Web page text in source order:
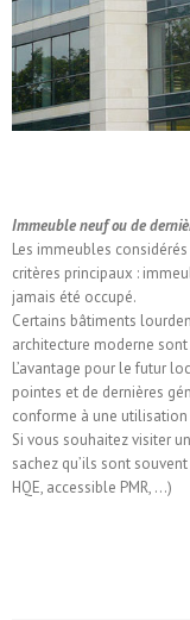
Immeuble neuf ou de
Les immeubles
critères principaux :
jamais été occupé.
Certains bâtiments
architecture moderne
L’avantage pour le futur
pointes et de dernières
conforme à une
Si vous souhaitez visiter
sachez qu’ils sont
HQE, accessible PMR, …)